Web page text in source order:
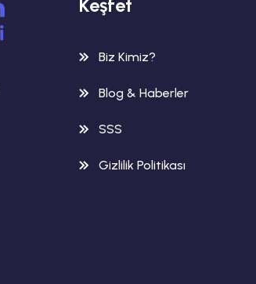
Keşfet
Biz Kimiz?
Blog & Haberler
SSS
Gizlilik Politikası